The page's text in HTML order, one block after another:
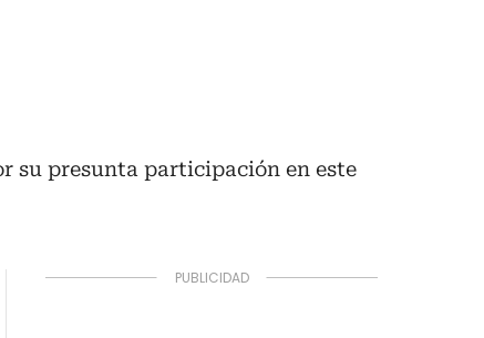
su presunta participación en este